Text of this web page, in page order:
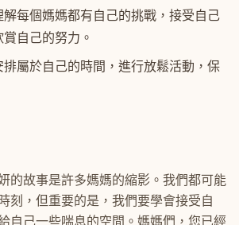
解每個媽媽都有自己的挑戰，接受自己
自己的努力。
排屬於自己的時間，進行放鬆活動，保
的故事是許多媽媽的縮影。我們都可能
刻，但重要的是，我們要學會接受自
自己一些喘息的空間。媽媽們，您已經